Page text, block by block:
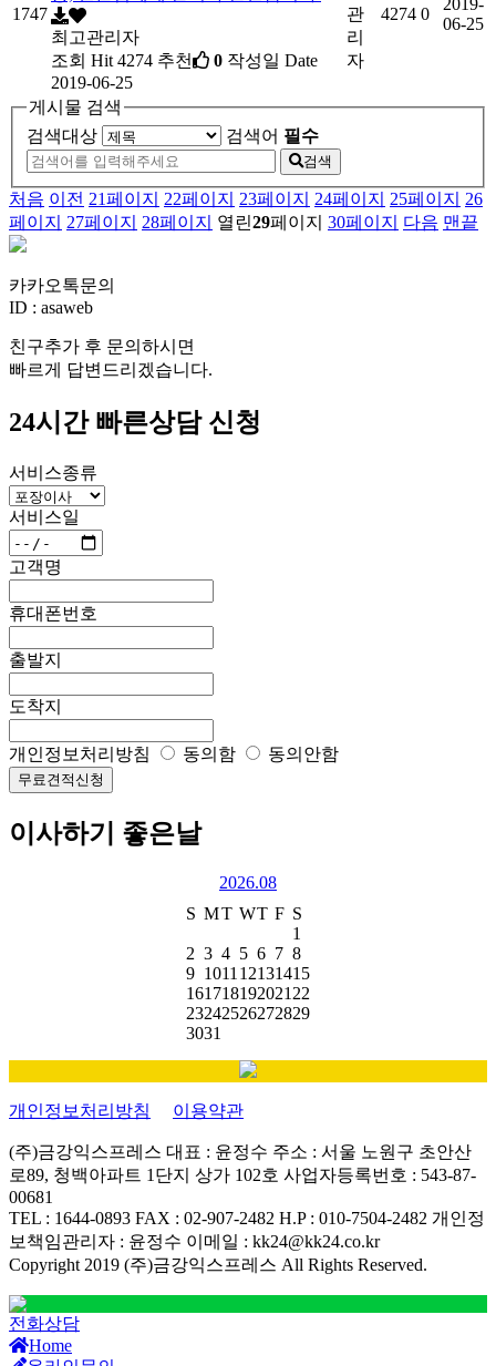
1747
최고관리자
조회 Hit 4274 추천 0 작성일 Date
2019-06-25
관
리
자
4274 0
06-25
게시물 검색
검색대상
검색어 필수
검색
처음 이전 21페이지 22페이지 23페이지 24페이지 25페이지
26
페이지
27페이지 28페이지 열린29페이지 30페이지 다음 맨끝
카카오톡문의
ID : asaweb
친구추가 후 문의하시면
빠르게 답변드리겠습니다.
24시간 빠른상담 신청
서비스종류
서비스일
고객명
휴대폰번호
출발지
도착지
개인정보처리방침 동의함 동의안함
무료견적신청
이사하기 좋은날
2026.08
S MT WT F S
1
2 3 4 5 6 7 8
9 1011 12131415
161718192021 22
23242526272829
3031
개인정보처리방침 이용약관
(주)금강익스프레스 대표 : 윤정수 주소 : 서울 노원구 초안산
로89, 청백아파트 1단지 상가 102호 사업자등록번호 : 543-87-
00681
TEL : 1644-0893 FAX : 02-907-2482 H.P : 010-7504-2482 개인정
보책임관리자 : 윤정수 이메일 : kk24@kk24.co.kr
Copyright 2019 (주)금강익스프레스 All Rights Reserved.
전화상담
Home